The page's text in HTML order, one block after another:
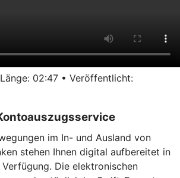
02:47 • Veröffentlicht:
im In- und Ausland von
stehen Ihnen digital aufbereitet in
Die elektronischen